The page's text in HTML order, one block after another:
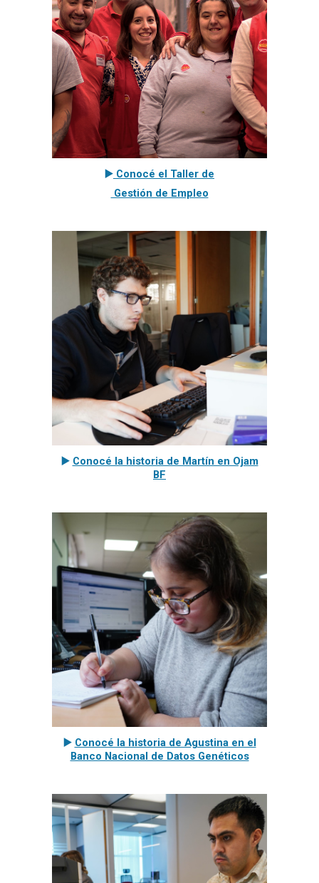
▶️ Conocé el Taller de
Gestión de Empleo
▶️ Conocé la historia de Martín en Ojam
BF
▶️ Conocé la historia de Agustina en el
Banco Nacional de Datos Genéticos